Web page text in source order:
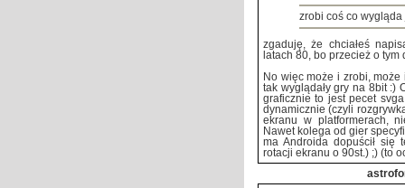
zrobi coś co wygląda
zgaduję, że chciałeś
latach 80, bo przecież o tym
No więc może i zrobi,
tak wyglądały gry na 8bit :)
graficznie to jest pecet
dynamicznie (czyli
ekranu w platformerach,
Nawet kolega od gier
ma Androida dopuścił się
rotacji ekranu o 90st.) ;) (to